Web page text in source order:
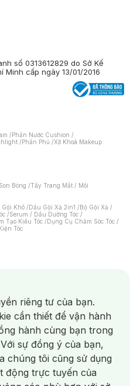
số 0313612829 do Sở Kế
cấp ngày 13/01/2016
/Phấn Nước Cushion /
/Phấn Phủ /Xịt Khoá Makeup
Son Bóng /Tẩy Trang Mắt / Môi
Gội Khô /Dầu Gội Xả 2in1 /Bộ Gội Xả /
/Serum / Dầu Dưỡng Tóc /
Tạo Kiểu Tóc /Dụng Cụ Chăm Sóc Tóc /
Tóc
Nạ Xông Hơi /Nước Rửa Tay/
/Bàn Chải Điện/
Nước/ Nước Súc Miệng/
Dịch Vệ Sinh/Dưỡng Vùng Kín/
/Tampon/Bọt Cạo Râu /Dao Cạo Râu/
/ Da Lão Hóa/ Da Mụn/
/ Nám / Tàn Nhang
Địa
riêng tư của bạn.
cần thiết để vận hành
hành cùng bạn trong
sự đồng ý của bạn,
chúng tôi cũng sử dụng
động trực tuyến của